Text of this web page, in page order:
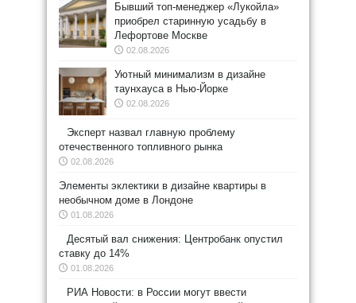
Бывший топ-менеджер «Лукойла»
приобрел старинную усадьбу в
Лефортове Москве
02.08.2026
Уютный минимализм в дизайне
таунхауса в Нью-Йорке
02.08.2026
Эксперт назвал главную проблему
отечественного топливного рынка
02.08.2026
Элементы эклектики в дизайне квартиры в
необычном доме в Лондоне
01.08.2026
Десятый вал снижения: Центробанк опустил
ставку до 14%
01.08.2026
РИА Новости: в России могут ввести